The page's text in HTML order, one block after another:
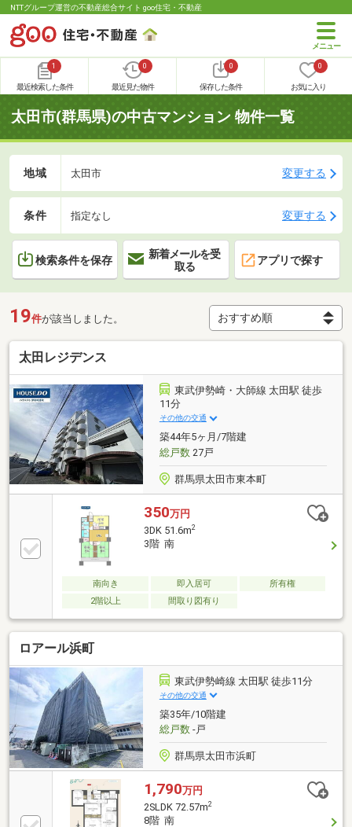
NTTグループ運営の不動産総合サイト goo住宅・不動産
1
最近検索した条件
0
最近見た物件
0
保存した条件
0
お気に入り
太田市(群馬県)の中古マンション 物件一覧
地域 太田市 変更する
条件 指定なし 変更する
検索条件を保存
新着メールを受
取る
アプリで探す
19件が該当しました。
太田レジデンス
東武伊勢崎・大師線 太田駅 徒歩
11分
その他の交通
築44年5ヶ月/7階建
総戸数27戸
群馬県太田市東本町
350万円
3DK 51.6m2
3階 南
南向き 即入居可
所有権
2階以上
間取り図有り
ロアール浜町
東武伊勢崎線 太田駅 徒歩11分
その他の交通
築35年/10階建
総戸数-戸
群馬県太田市浜町
1,790万円
2SLDK 72.57m2
8階 南